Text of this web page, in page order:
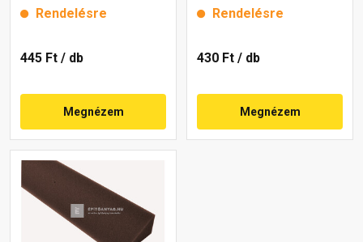
Rendelésre
445 Ft / db
Megnézem
Rendelésre
430 Ft / db
Megnézem